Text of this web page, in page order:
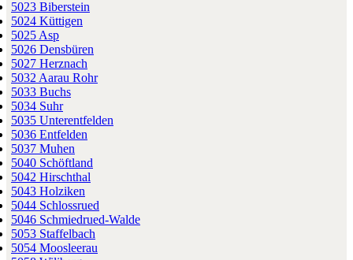
5023 Biberstein
5024 Küttigen
5025 Asp
5026 Densbüren
5027 Herznach
5032 Aarau Rohr
5033 Buchs
5034 Suhr
5035 Unterentfelden
5036 Entfelden
5037 Muhen
5040 Schöftland
5042 Hirschthal
5043 Holziken
5044 Schlossrued
5046 Schmiedrued-Walde
5053 Staffelbach
5054 Moosleerau